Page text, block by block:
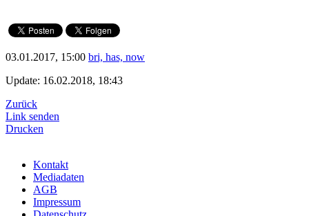
03.01.2017, 15:00 bri, has, now
Update: 16.02.2018, 18:43
Zurück
Link senden
Drucken
Kontakt
Mediadaten
AGB
Impressum